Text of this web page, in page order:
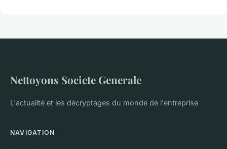
Nettoyons Societe Generale
L'actualité et les décryptages du monde de l'entreprise
NAVIGATION